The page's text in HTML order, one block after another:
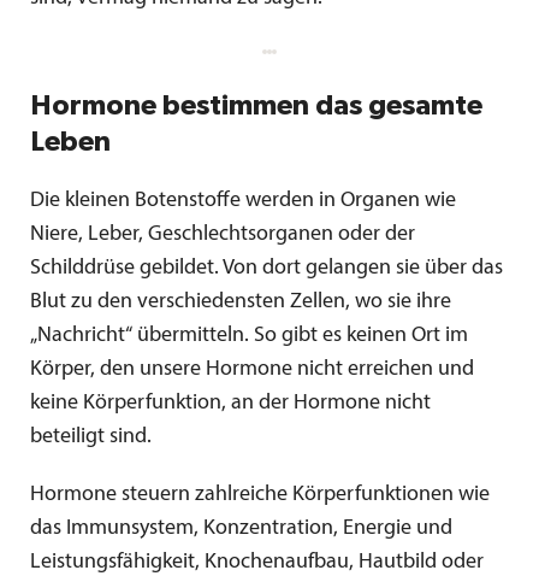
Hormone bestimmen das gesamte
Leben
Die kleinen Botenstoffe werden in Organen wie
Niere, Leber, Geschlechtsorganen oder der
Schilddrüse gebildet. Von dort gelangen sie über das
Blut zu den verschiedensten Zellen, wo sie ihre
„Nachricht“ übermitteln. So gibt es keinen Ort im
Körper, den unsere Hormone nicht erreichen und
keine Körperfunktion, an der Hormone nicht
beteiligt sind.
Hormone steuern zahlreiche Körperfunktionen wie
das Immunsystem, Konzentration, Energie und
Leistungsfähigkeit, Knochenaufbau, Hautbild oder